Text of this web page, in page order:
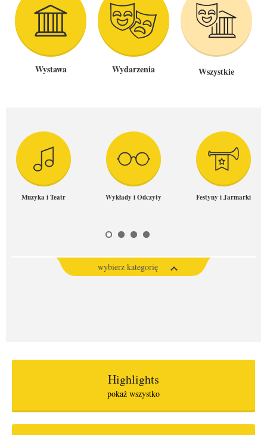
Wystawa Wydarzenia Wszystkie
Muzyka i Teatr Wykłady i Odczyty Festyny i Jarmarki
wybierz kategorię
Highlights
pokaż wszystko